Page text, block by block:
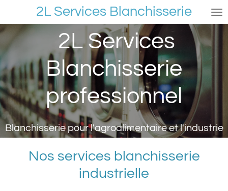
to
main
content
2L Services Blanchisserie
2L Services
Blanchisserie
professionnel
Blanchisserie pour l'agroalimentaire et l'industrie
Nos services blanchisserie
industrielle